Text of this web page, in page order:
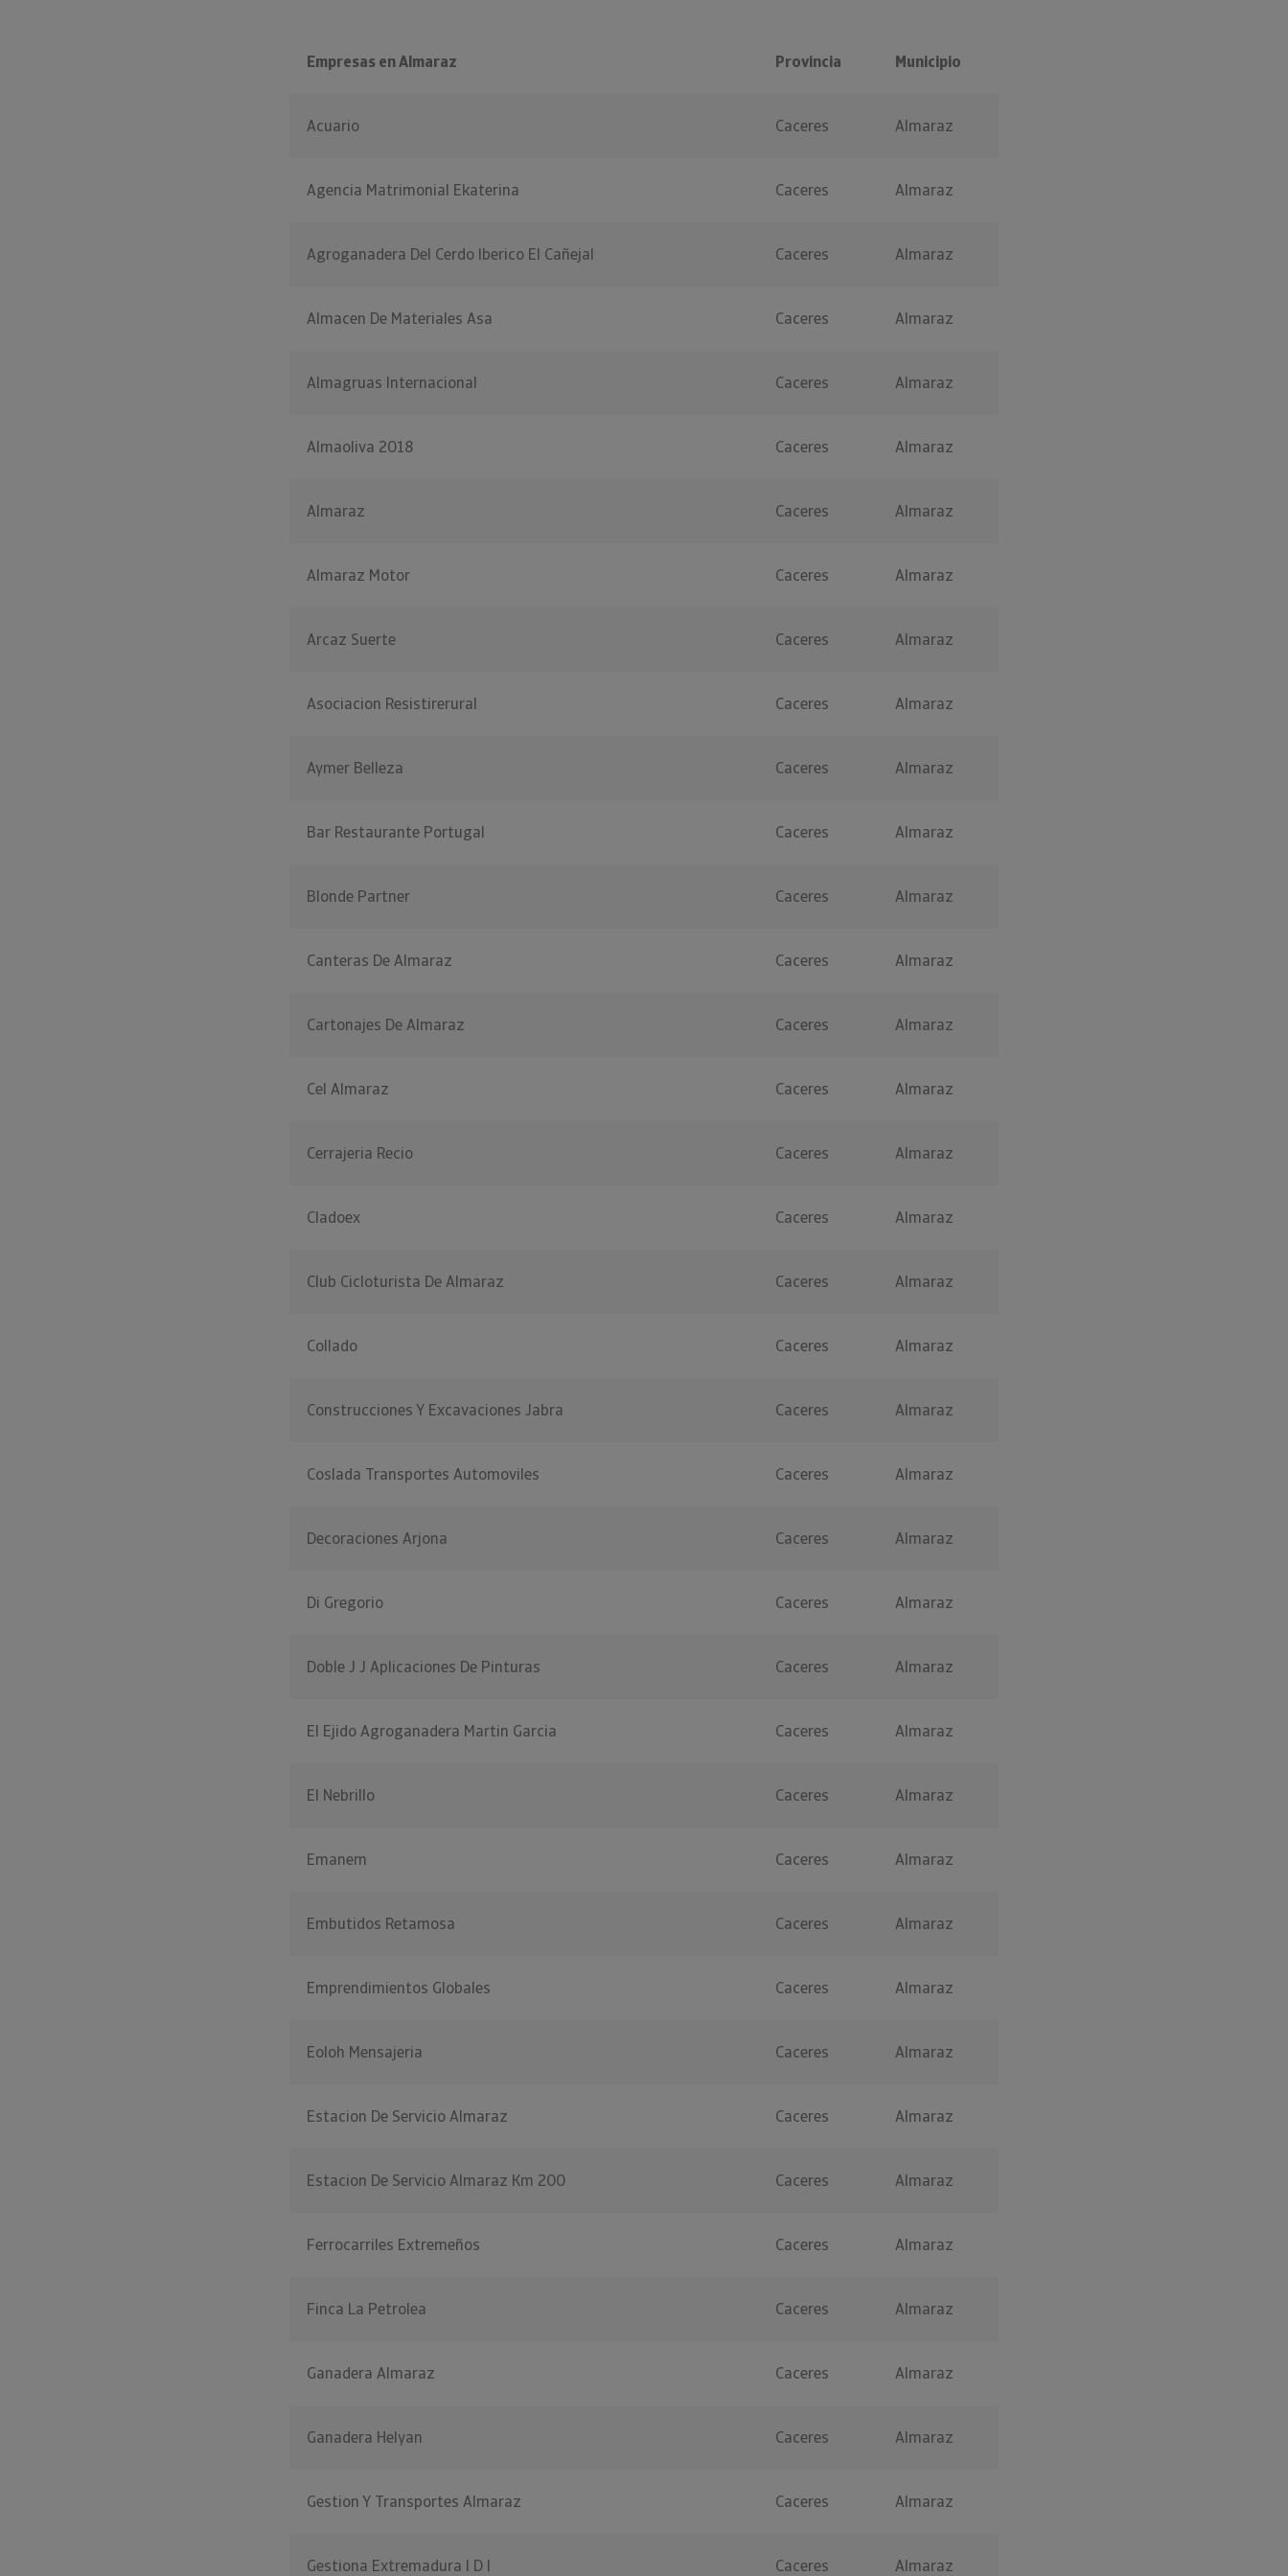
Empresas en Almaraz Provincia Municipio
Acuario Caceres Almaraz
Agencia Matrimonial Ekaterina Caceres Almaraz
Agroganadera Del Cerdo Iberico El Cañejal Caceres Almaraz
Almacen De Materiales Asa Caceres Almaraz
Almagruas Internacional Caceres Almaraz
Almaoliva 2018 Caceres Almaraz
Almaraz Caceres Almaraz
Almaraz Motor Caceres Almaraz
Arcaz Suerte Caceres Almaraz
Asociacion Resistirerural Caceres Almaraz
Aymer Belleza Caceres Almaraz
Bar Restaurante Portugal Caceres Almaraz
Blonde Partner Caceres Almaraz
Canteras De Almaraz Caceres Almaraz
Cartonajes De Almaraz Caceres Almaraz
Cel Almaraz Caceres Almaraz
Cerrajeria Recio Caceres Almaraz
Cladoex Caceres Almaraz
Club Cicloturista De Almaraz Caceres Almaraz
Collado Caceres Almaraz
Construcciones Y Excavaciones Jabra Caceres Almaraz
Coslada Transportes Automoviles Caceres Almaraz
Decoraciones Arjona Caceres Almaraz
Di Gregorio Caceres Almaraz
Doble J J Aplicaciones De Pinturas Caceres Almaraz
El Ejido Agroganadera Martin Garcia Caceres Almaraz
El Nebrillo Caceres Almaraz
Emanem Caceres Almaraz
Embutidos Retamosa Caceres Almaraz
Emprendimientos Globales Caceres Almaraz
Eoloh Mensajeria Caceres Almaraz
Estacion De Servicio Almaraz Caceres Almaraz
Estacion De Servicio Almaraz Km 200 Caceres Almaraz
Ferrocarriles Extremeños Caceres Almaraz
Finca La Petrolea Caceres Almaraz
Ganadera Almaraz Caceres Almaraz
Ganadera Helyan Caceres Almaraz
Gestion Y Transportes Almaraz Caceres Almaraz
Gestiona Extremadura I D I Caceres Almaraz